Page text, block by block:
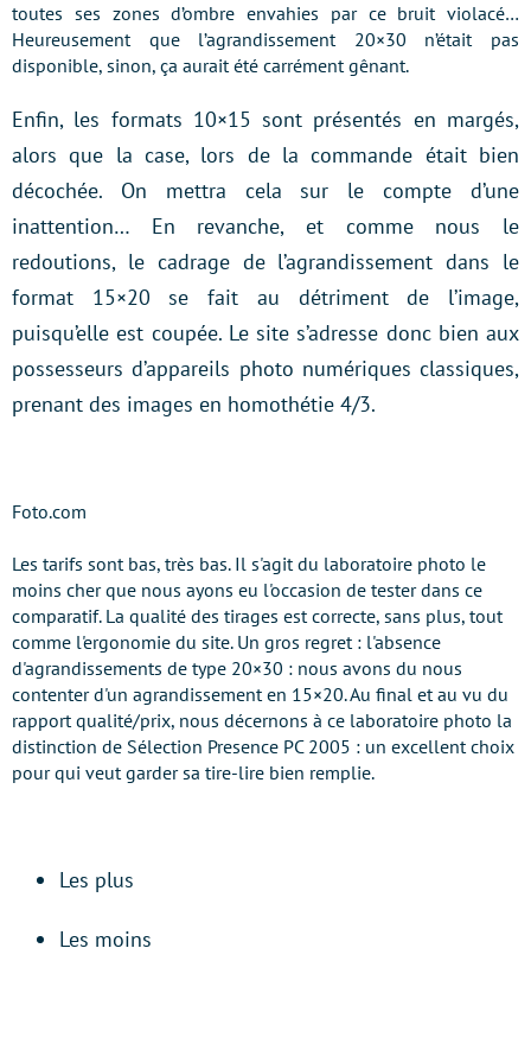
toutes ses zones d’ombre envahies par ce bruit violacé…
Heureusement que l’agrandissement 20×30 n’était pas
disponible, sinon, ça aurait été carrément gênant.
Enfin, les formats 10×15 sont présentés en margés,
alors que la case, lors de la commande était bien
décochée. On mettra cela sur le compte d’une
inattention… En revanche, et comme nous le
redoutions, le cadrage de l’agrandissement dans le
format 15×20 se fait au détriment de l’image,
puisqu’elle est coupée. Le site s’adresse donc bien aux
possesseurs d’appareils photo numériques classiques,
prenant des images en homothétie 4/3.
Foto.com
Les tarifs sont bas, très bas. Il s'agit du laboratoire photo le
moins cher que nous ayons eu l'occasion de tester dans ce
comparatif. La qualité des tirages est correcte, sans plus, tout
comme l'ergonomie du site. Un gros regret : l'absence
d'agrandissements de type 20×30 : nous avons du nous
contenter d'un agrandissement en 15×20. Au final et au vu du
rapport qualité/prix, nous décernons à ce laboratoire photo la
distinction de Sélection Presence PC 2005 : un excellent choix
pour qui veut garder sa tire-lire bien remplie.
Les plus
Les moins